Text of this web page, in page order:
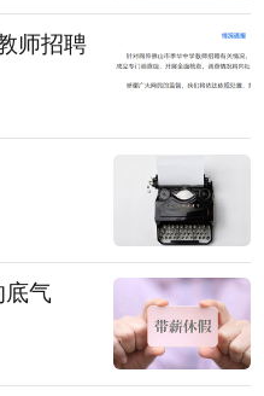
师招聘
气